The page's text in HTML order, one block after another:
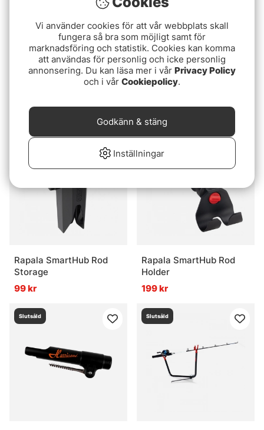
Jaw Jacker Jigging Base
Plocky Spöhållare inkl.
Slutsåld
Rapala SmartHub Rod
Storage
99 kr
Slutsåld
Rapala SmartHub Rod
Holder
199 kr
Slutsåld Slutsåld
Vi använder cookies för att vår webbplats skall
fungera så bra som möjligt samt för
marknadsföring och statistik. Cookies kan komma
att användas för personlig och icke personlig
annonsering. Du kan läsa mer i vår Privacy Policy
och i vår Cookiepolicy.
Inställningar
Godkänn & stäng